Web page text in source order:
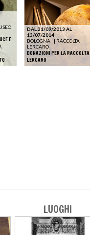
E
DAL 21/09/2013 AL
13/07/2014
BOLOGNA
| RACCOLTA
LERCARO
DONAZIONI PER LA RACCOLTA
LERCARO
LUOGHI